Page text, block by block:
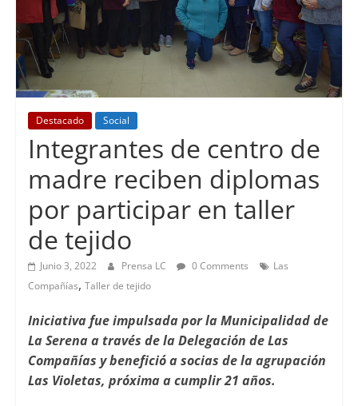
Destacado Social
Integrantes de centro de
madre reciben diplomas
por participar en taller
de tejido
Junio 3, 2022 Prensa LC 0 Comments
Las
Compañías, Taller de tejido
Iniciativa fue impulsada por la Municipalidad de
La Serena a través de la Delegación de Las
Compañías y benefició a socias de la agrupación
Las Violetas, próxima a cumplir 21 años.